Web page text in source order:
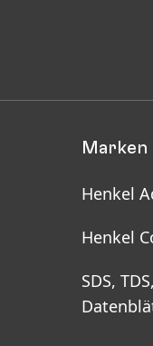
Henkel
Henkel
SDS,